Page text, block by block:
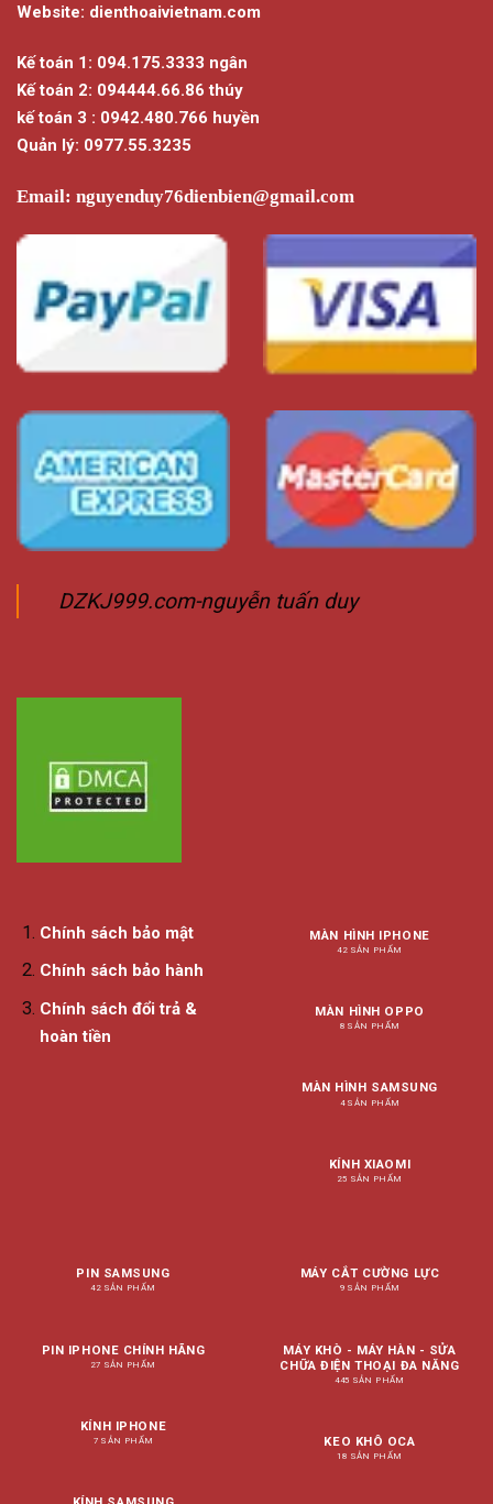
Website: dienthoaivietnam.com
Kế toán 1: 094.175.3333 ngân
Kế toán 2: 094444.66.86 thúy
kế toán 3 : 0942.480.766 huyền
Quản lý: 0977.55.3235
Email: nguyenduy76dienbien@gmail.com
DZKJ999.com-nguyễn tuấn duy
Chính sách bảo mật
Chính sách bảo hành
Chính sách đổi trả &
hoàn tiền
MÀN HÌNH IPHONE
42 SẢN PHẨM
MÀN HÌNH OPPO
8 SẢN PHẨM
MÀN HÌNH SAMSUNG
4 SẢN PHẨM
KÍNH XIAOMI
25 SẢN PHẨM
PIN SAMSUNG
42 SẢN PHẨM
PIN IPHONE CHÍNH HÃNG
27 SẢN PHẨM
KÍNH IPHONE
7 SẢN PHẨM
MÁY CẮT CƯỜNG LỰC
9 SẢN PHẨM
MÁY KHÒ - MÁY HÀN - SỬA
CHỮA ĐIỆN THOẠI ĐA NĂNG
445 SẢN PHẨM
KEO KHÔ OCA
18 SẢN PHẨM